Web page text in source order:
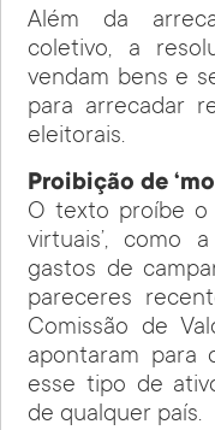
Além da
coletivo, a
vendam bens e
para arrecadar
eleitorais.
Proibição de
O texto proíbe o
virtuais’, como a
gastos de
pareceres
Comissão de
apontaram para
esse tipo de
de qualquer país.